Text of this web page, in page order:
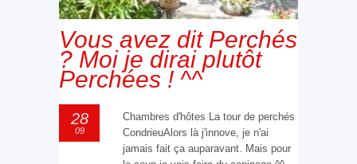
Vous avez dit Perchés
? Moi je dirai plutôt
Perchées ! ^^
28
09
Chambres d'hôtes La tour de perchés
CondrieuAlors là j'innove, je n'ai
jamais fait ça auparavant. Mais pour